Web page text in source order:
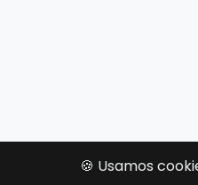
🍪 Usamos